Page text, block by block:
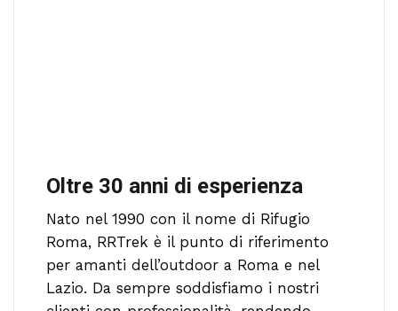
Oltre 30 anni di esperienza
Nato nel 1990 con il nome di Rifugio
Roma, RRTrek è il punto di riferimento
per amanti dell’outdoor a Roma e nel
Lazio. Da sempre soddisfiamo i nostri